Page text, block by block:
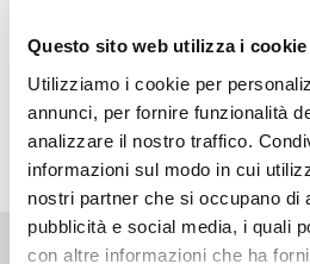
Questo sito web utilizza i cookie
Utilizziamo i cookie per
annunci, per fornire funzionalità
analizzare il nostro traffico.
informazioni sul modo in cui
nostri partner che si occupano di
pubblicità e social media, i quali
con altre informazioni che ha
Fonte
Ufficio Stampa Provincia di Massa-
Pubblicato: 20 Settembre 2022
—